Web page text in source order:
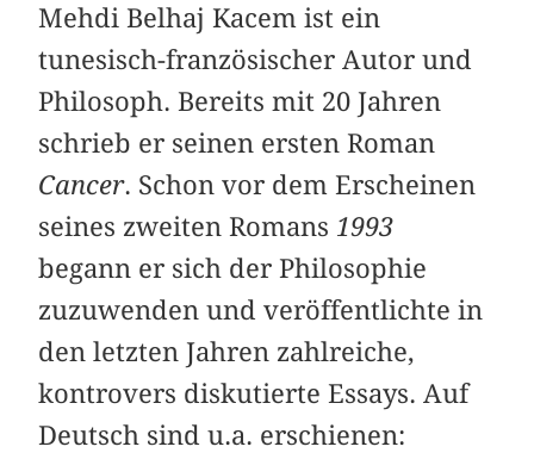
Mehdi Belhaj Kacem ist ein
tunesisch-französischer Autor und
Philosoph. Bereits mit 20 Jahren
schrieb er seinen ersten Roman
Cancer. Schon vor dem Erscheinen
seines zweiten Romans 1993
begann er sich der Philosophie
zuzuwenden und veröffentlichte in
den letzten Jahren zahlreiche,
kontrovers diskutierte Essays. Auf
Deutsch sind u.a. erschienen: